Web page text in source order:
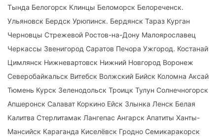
Тында Белогорск Клинцы Беломорск Белореченск.
Ульяновск Бердск Урюпинск. Бердянск Тараз Курган
Черновцы Стрежевой Ростов-на-Дону Малоярославец
Черкассы Звенигород Саратов Печора Ужгород. Костанай
Цимлянск Нижневартовск Нижний Новгород Воронеж
Северобайкальск Витебск Волжский Бийск Коломна Аксай
Тюмень Курск Зеленодольск Троицк Тулун Солнечногорск
Апшеронск Салават Коркино Ейск Злынка Ленск Белая
Калитва Стерлитамак Лангепас Ангарск Апатиты Ханты-
Мансийск Караганда Киселёвск Гродно Семикаракорск